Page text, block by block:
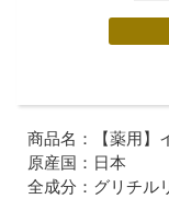
商品名：【薬用】
原産国：日本
全成分：グリチル